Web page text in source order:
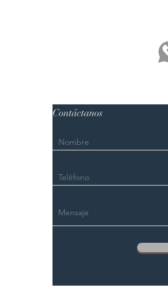
Contáctanos